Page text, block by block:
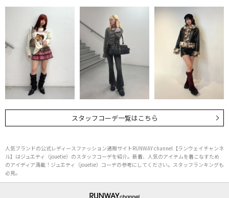
スタッフコーデ一覧はこちら
人気ブランドの公式レディースファッション通販サイトRUNWAY channel【ランウェイチャンネ
ル】はジュエティ（jouetie）のスタッフコーデを紹介。新着、人気のアイテムを着こなすため
のアイディア満載！ジュエティ（jouetie）コーデの参考にしてください。スタッフランキングも
必見。